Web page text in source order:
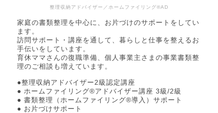
整理収納アドバイザー／ホームファイリング®AD
家庭の書類整理を中心に、お片づけのサポートをしてい
ます。
訪問サポート・講座を通して、暮らしと仕事を整えるお
手伝いをしています。
育休ママさんの復職準備、個人事業主さまの事業書類整
理のご相談も増えています。
●整理収納アドバイザー2級認定講座
● ホームファイリング®アドバイザー講座 3級/2級
● 書類整理（ホームファイリング®導入）サポート
● お片づけサポート